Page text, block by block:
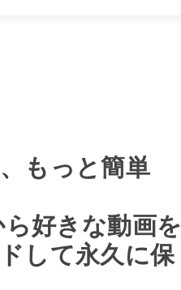
もっと簡単
好きな動画を
して永久に保